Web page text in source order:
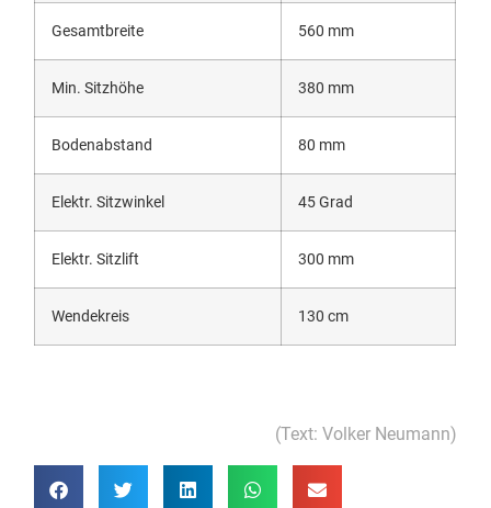
Gesamtbreite 560 mm
Min. Sitzhöhe 380 mm
Bodenabstand 80 mm
Elektr. Sitzwinkel 45 Grad
Elektr. Sitzlift 300 mm
Wendekreis 130 cm
(Text: Volker Neumann)